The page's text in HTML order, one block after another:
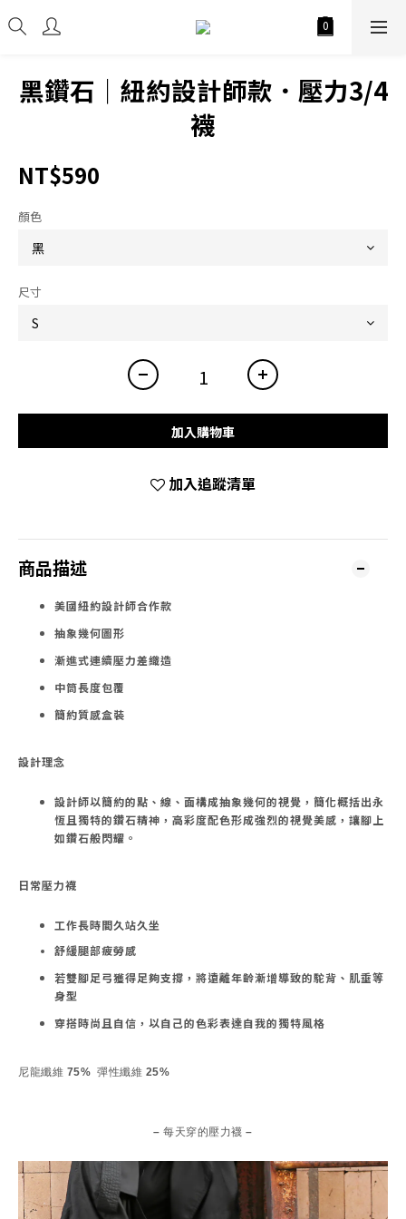
黑鑽石｜紐約設計師款．壓力3/4
襪
NT$590
顏色
尺寸
加入購物車
加入追蹤清單
商品描述
美國紐約設計師合作款
抽象幾何圖形
漸進式連續壓力差織造
中筒長度包覆
簡約質感盒裝
設計理念
設計師以簡約的點、線、面構成抽象幾何的視覺，簡化概括出永
恆且獨特的鑽石精神，高彩度配色形成強烈的視覺美感，讓腳上
如鑽石般閃耀。
日常壓力襪
工作長時間久站久坐
舒緩腿部疲勞感
若雙腳足弓獲得足夠支撐，將遠離年齡漸增導致的駝背、肌垂等
身型
穿搭時尚且自信，以自己的色彩表達自我的獨特風格
尼龍纖維 75% 彈性纖維 25%
– 每天穿的壓力襪 –